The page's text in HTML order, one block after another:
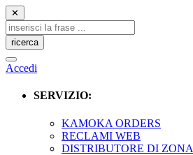
✕
ricerca
Accedi
SERVIZIO:
KAMOKA ORDERS
RECLAMI WEB
DISTRIBUTORE DI ZONA